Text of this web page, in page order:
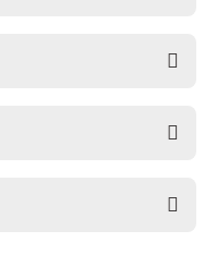
kullanarak tarafımıza